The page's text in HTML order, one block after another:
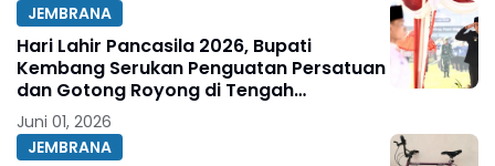
JEMBRANA
Hari Lahir Pancasila 2026, Bupati
Kembang Serukan Penguatan Persatuan
dan Gotong Royong di Tengah
Tantangan Global
Juni 01, 2026
JEMBRANA